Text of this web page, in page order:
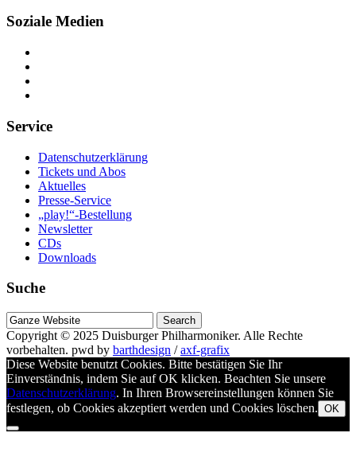
Soziale Medien
Service
Datenschutzerklärung
Tickets und Abos
Aktuelles
Presse-Service
„play!“-Bestellung
Newsletter
CDs
Downloads
Suche
Suche
nach
Copyright © 2025 Duisburger Philharmoniker. Alle Rechte
vorbehalten. pwd by barthdesign /axf-grafix
Diese Website benutzt Cookies. Bitte bestätigen Sie Ihr
Einverständnis, indem Sie auf OK klicken. Beachten Sie unsere
Datenschutzerklärung. In Ihren Browsereinstellungen können Sie
festlegen, ob Cookies akzeptiert werden und Cookies löschen. OK